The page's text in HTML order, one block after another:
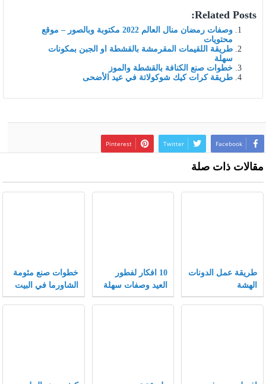
Related Posts:
وصفات رمضان منال العالم 2022 مكتوبة وبالصور – موقع
محتويات
طريقة اللقيمات المقرمشة بالقشطة او الجبن بمكونات
سهلة
خطوات صنع الكنافة بالقشطة والموز
طريقة كرات كيك شوكولاتة في عيد الأضحى
Facebook
Twitter
Pinterest
مقالات ذات صلة
طريقة عمل الدونات
الهشة
10 افكار لفطور
العيد وصفات سهلة
وسريعة لفطور
خطوات صنع مثومة
الشاورما في البيت